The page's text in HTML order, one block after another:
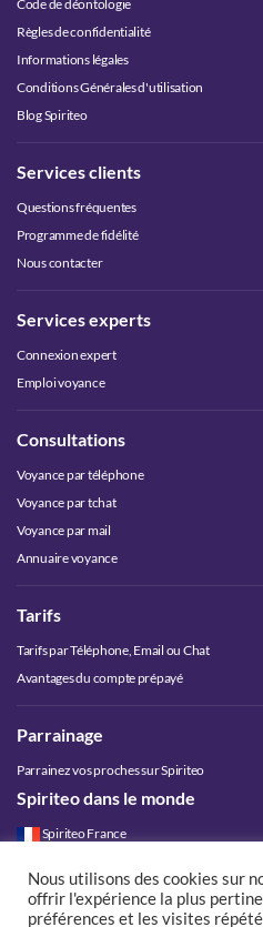
Code de déontologie
Règles de confidentialité
Informations légales
Conditions Générales d'utilisation
Blog Spiriteo
Services clients
Questions fréquentes
Programme de fidélité
Nous contacter
Services experts
Connexion expert
Emploi voyance
Consultations
Voyance par téléphone
Voyance par tchat
Voyance par mail
Annuaire voyance
Tarifs
Tarifs par Téléphone, Email ou Chat
Avantages du compte prépayé
Parrainage
Parrainez vos proches sur Spiriteo
Spiriteo dans le monde
Spiriteo France
Spiriteo Luxembourg
Spiriteo Suisse
Nous utilisons des cookies sur
offrir l'expérience la plus
préférences et les visites